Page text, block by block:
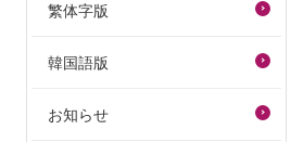
繁体字版
韓国語版
お知らせ